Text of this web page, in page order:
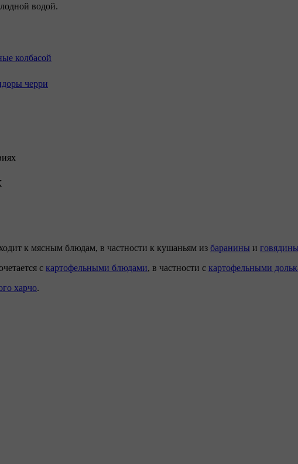
водой.
к мясным блюдам, в частности к кушаньям из баранины и говядины
с картофельными блюдами, в частности с картофельными
харчо.